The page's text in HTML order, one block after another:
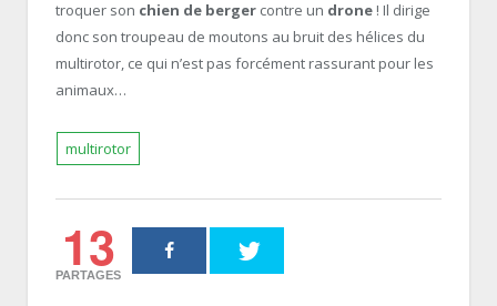
troquer son chien de berger contre un drone ! Il dirige
donc son troupeau de moutons au bruit des hélices du
multirotor, ce qui n’est pas forcément rassurant pour les
animaux…
multirotor
13
PARTAGES